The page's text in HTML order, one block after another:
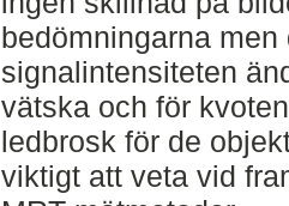
bedömningarna men
signalintensiteten
vätska och för
ledbrosk för de
viktigt att veta vid